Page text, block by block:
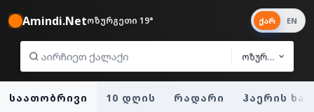
Amindi.Netოზურგეთი 19°
ოზურგეთი
ქარ EN
საათობრივი 10 დღის რადარი ჰაერის